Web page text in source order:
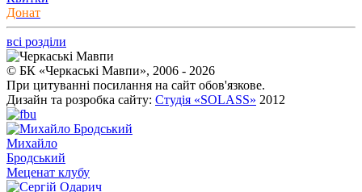
Донат
всі розділи
© БК «Черкаські Мавпи», 2006 - 2026
При цитуванні посилання на сайт обов'язкове.
Дизайн та розробка сайту: Студія «SOLASS» 2012
Михайло
Бродський
Меценат клубу